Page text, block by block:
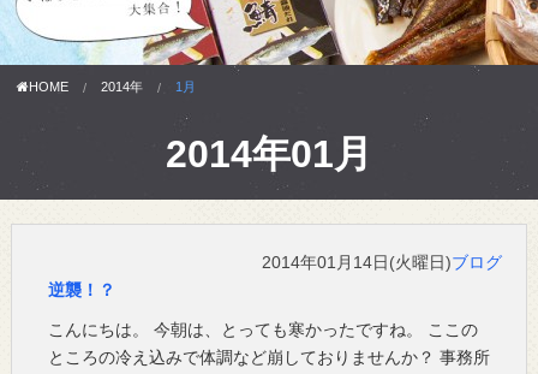
HOME 2014年 1月
2014年01月
2014年01月14日(火曜日)ブログ
逆襲！？
こんにちは。 今朝は、とっても寒かったですね。 ここの
ところの冷え込みで体調など崩しておりませんか？ 事務所